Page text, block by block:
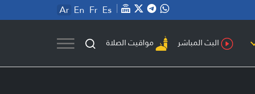
Ar En Fr Es
البث المباشر مواقيت الصلاة